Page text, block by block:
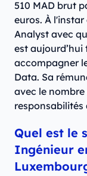
510 MAD brut
euros. À
Analyst avec
est
accompagner
Data. Sa
avec le nombre
responsabilités
Quel est le
Ingénieur